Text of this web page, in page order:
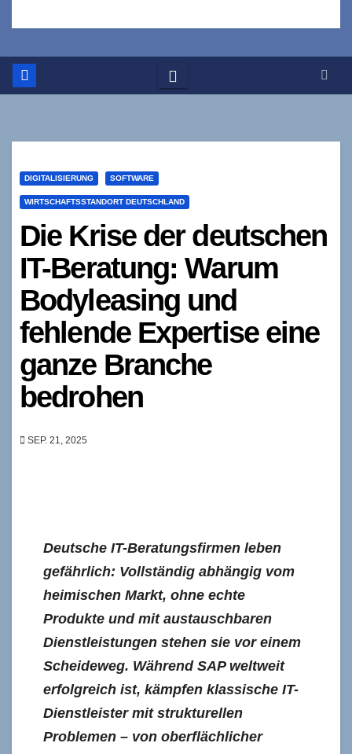
DIGITALISIERUNG SOFTWARE
WIRTSCHAFTSSTANDORT DEUTSCHLAND
Die Krise der deutschen
IT-Beratung: Warum
Bodyleasing und
fehlende Expertise eine
ganze Branche
bedrohen
SEP. 21, 2025
Deutsche IT-Beratungsfirmen leben
gefährlich: Vollständig abhängig vom
heimischen Markt, ohne echte
Produkte und mit austauschbaren
Dienstleistungen stehen sie vor einem
Scheideweg. Während SAP weltweit
erfolgreich ist, kämpfen klassische IT-
Dienstleister mit strukturellen
Problemen – von oberflächlicher